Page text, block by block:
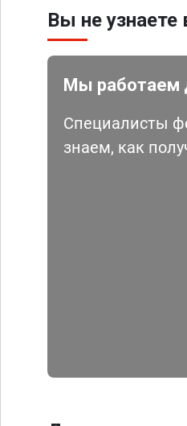
Вы не
Мы работаем
Специалисты
знаем, как